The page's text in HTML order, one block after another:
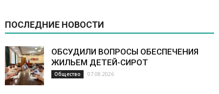
ПОСЛЕДНИЕ НОВОСТИ
ОБСУДИЛИ ВОПРОСЫ ОБЕСПЕЧЕНИЯ
ЖИЛЬЕМ ДЕТЕЙ-СИРОТ
Общество 07.08.2026